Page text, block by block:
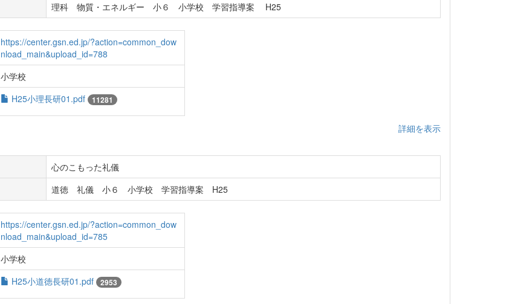
理科 物質・エネルギー 小６ 小学校 学習指導案 H25
https://center.gsn.ed.jp/?action=common_dow
nload_main&upload_id=788
小学校
H25小理長研01.pdf 11281
詳細を表示
心のこもった礼儀
道徳 礼儀 小６ 小学校 学習指導案 H25
https://center.gsn.ed.jp/?action=common_dow
nload_main&upload_id=785
小学校
H25小道徳長研01.pdf 2953